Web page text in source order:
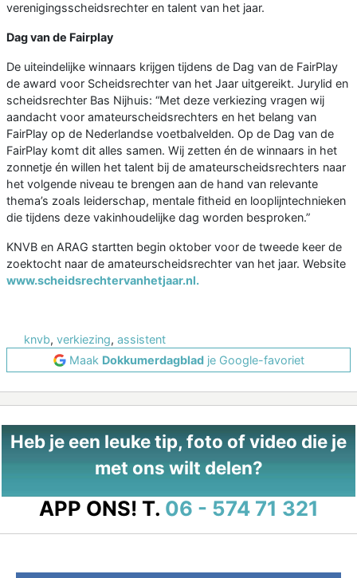
verenigingsscheidsrechter en talent van het jaar.
Dag van de Fairplay
De uiteindelijke winnaars krijgen tijdens de Dag van de FairPlay
de award voor Scheidsrechter van het Jaar uitgereikt. Jurylid en
scheidsrechter Bas Nijhuis: “Met deze verkiezing vragen wij
aandacht voor amateurscheidsrechters en het belang van
FairPlay op de Nederlandse voetbalvelden. Op de Dag van de
FairPlay komt dit alles samen. Wij zetten én de winnaars in het
zonnetje én willen het talent bij de amateurscheidsrechters naar
het volgende niveau te brengen aan de hand van relevante
thema’s zoals leiderschap, mentale fitheid en looplijntechnieken
die tijdens deze vakinhoudelijke dag worden besproken.”
KNVB en ARAG startten begin oktober voor de tweede keer de
zoektocht naar de amateurscheidsrechter van het jaar. Website
www.scheidsrechtervanhetjaar.nl.
knvb, verkiezing, assistent
Maak Dokkumerdagbladje Google-favoriet
Heb je een leuke tip, foto of video die je
met ons wilt delen?
APP ONS! T. 06 - 574 71 321